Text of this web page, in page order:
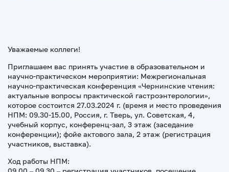
Уважаемые коллеги!
Приглашаем вас принять участие в образовательном и
научно-практическом мероприятии: Межрегиональная
научно-практическая конференция «Чернинские чтения:
актуальные вопросы практической гастроэнтерологии»,
которое состоится 27.03.2024 г. (время и место проведения
НПМ: 09.30-15.00, Россия, г. Тверь, ул. Советская, 4,
учебный корпус, конференц-зал, 3 этаж (заседание
конференции); фойе актового зала, 2 этаж (регистрация
участников, выставка).
Ход работы НПМ: